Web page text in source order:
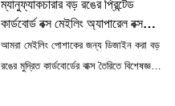
ম্যানুফ্যাকচারার বড় রঙের প্রিন্টেড
কার্ডবোর্ড বক্স মেইলিং অ্যাপারেল বক্স
লোগো প্যাকেজিং সহ ঢেউতোলা কাস্টম
শিপিং বক্স
আমরা মেইলিং পোশাকের জন্য ডিজাইন করা বড়
রঙের মুদ্রিত কার্ডবোর্ডের বাক্স তৈরিতে বিশেষজ্ঞ